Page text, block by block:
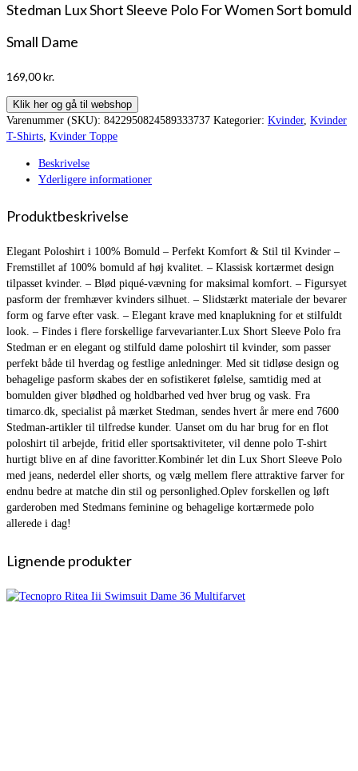
Stedman Lux Short Sleeve Polo For Women Sort bomuld
Small Dame
169,00kr.
Klik her og gå til webshop
Varenummer (SKU): 8422950824589333737 Kategorier: Kvinder, Kvinder
T-Shirts, Kvinder Toppe
Beskrivelse
Yderligere informationer
Produktbeskrivelse
Elegant Poloshirt i 100% Bomuld – Perfekt Komfort & Stil til Kvinder –
Fremstillet af 100% bomuld af høj kvalitet. – Klassisk kortærmet design
tilpasset kvinder. – Blød piqué-vævning for maksimal komfort. – Figursyet
pasform der fremhæver kvinders silhuet. – Slidstærkt materiale der bevarer
form og farve efter vask. – Elegant krave med knaplukning for et stilfuldt
look. – Findes i flere forskellige farvevarianter.Lux Short Sleeve Polo fra
Stedman er en elegant og stilfuld dame poloshirt til kvinder, som passer
perfekt både til hverdag og festlige anledninger. Med sit tidløse design og
behagelige pasform skabes der en sofistikeret følelse, samtidig med at
bomulden giver blødhed og holdbarhed ved hver brug og vask. Fra
timarco.dk, specialist på mærket Stedman, sendes hvert år mere end 7600
Stedman-artikler til tilfredse kunder. Uanset om du har brug for en flot
poloshirt til arbejde, fritid eller sportsaktiviteter, vil denne polo T-shirt
hurtigt blive en af dine favoritter.Kombinér let din Lux Short Sleeve Polo
med jeans, nederdel eller shorts, og vælg mellem flere attraktive farver for
endnu bedre at matche din stil og personlighed.Oplev forskellen og løft
garderoben med Stedmans feminine og behagelige kortærmede polo
allerede i dag!
Lignende produkter